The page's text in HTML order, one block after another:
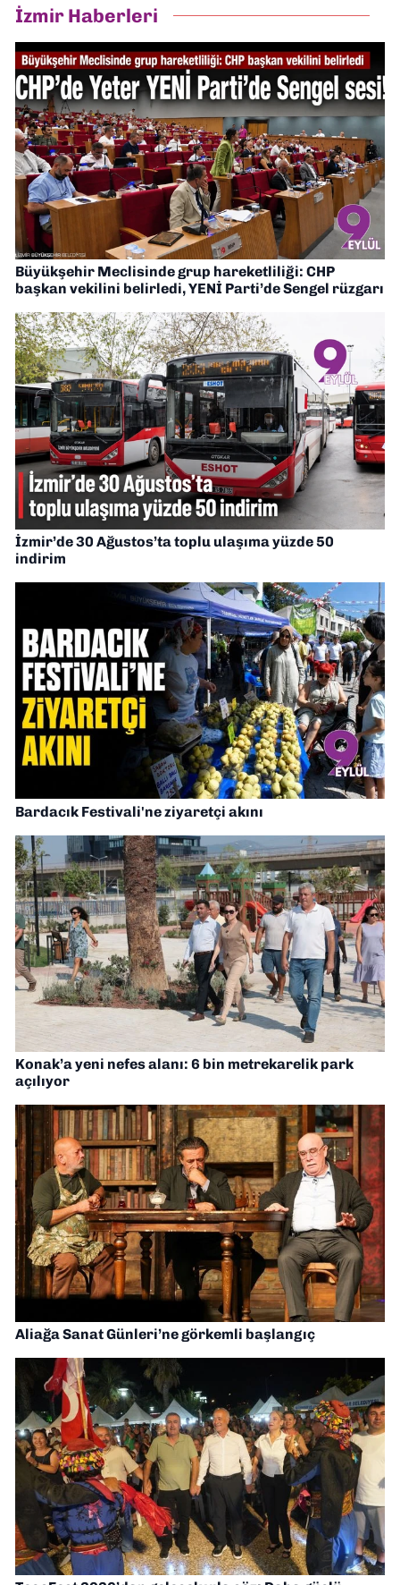
İzmir Haberleri
Büyükşehir Meclisinde grup hareketliliği: CHP
başkan vekilini belirledi, YENİ Parti’de Sengel rüzgarı
İzmir’de 30 Ağustos’ta toplu ulaşıma yüzde 50
indirim
Bardacık Festivali'ne ziyaretçi akını
Konak’a yeni nefes alanı: 6 bin metrekarelik park
açılıyor
Aliağa Sanat Günleri’ne görkemli başlangıç